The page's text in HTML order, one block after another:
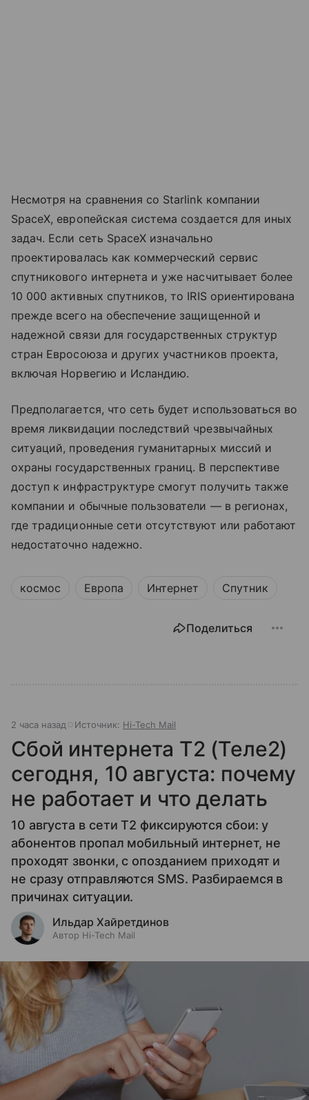
Несмотря на сравнения со Starlink компании
SpaceX, европейская система создается для иных
задач. Если сеть SpaceX изначально
проектировалась как коммерческий сервис
спутникового интернета и уже насчитывает более
10 000 активных спутников, то IRIS ориентирована
прежде всего на обеспечение защищенной и
надежной связи для государственных структур
стран Евросоюза и других участников проекта,
включая Норвегию и Исландию.
Предполагается, что сеть будет использоваться во
время ликвидации последствий чрезвычайных
ситуаций, проведения гуманитарных миссий и
охраны государственных границ. В перспективе
доступ к инфраструктуре смогут получить также
компании и обычные пользователи — в регионах,
где традиционные сети отсутствуют или работают
недостаточно надежно.
космос Европа Интернет Спутник
Поделиться
2 часа назад Источник: Hi-Tech Mail
Сбой интернета T2 (Теле2)
сегодня, 10 августа: почему
не работает и что делать
10 августа в сети T2 фиксируются сбои: у
абонентов пропал мобильный интернет, не
проходят звонки, с опозданием приходят и
не сразу отправляются SMS. Разбираемся в
причинах ситуации.
Ильдар Хайретдинов
Автор Hi-Tech Mail